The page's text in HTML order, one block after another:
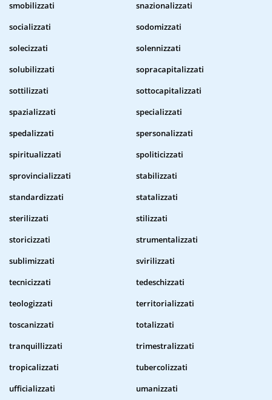
smobilizzati
snazionalizzati
socializzati
sodomizzati
solecizzati
solennizzati
solubilizzati
sopracapitalizzati
sottilizzati
sottocapitalizzati
spazializzati
specializzati
spedalizzati
spersonalizzati
spiritualizzati
spoliticizzati
sprovincializzati
stabilizzati
standardizzati
statalizzati
sterilizzati
stilizzati
storicizzati
strumentalizzati
sublimizzati
svirilizzati
tecnicizzati
tedeschizzati
teologizzati
territorializzati
toscanizzati
totalizzati
tranquillizzati
trimestralizzati
tropicalizzati
tubercolizzati
ufficializzati
umanizzati